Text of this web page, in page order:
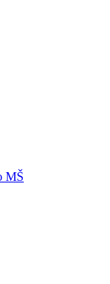
MŠ